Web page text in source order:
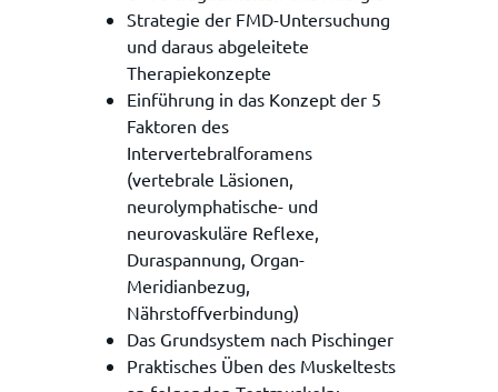
Strategie der FMD-Untersuchung
und daraus abgeleitete
Therapiekonzepte
Einführung in das Konzept der 5
Faktoren des
Intervertebralforamens
(vertebrale Läsionen,
neurolymphatische- und
neurovaskuläre Reflexe,
Duraspannung, Organ-
Meridianbezug,
Nährstoffverbindung)
Das Grundsystem nach Pischinger
Praktisches Üben des Muskeltests